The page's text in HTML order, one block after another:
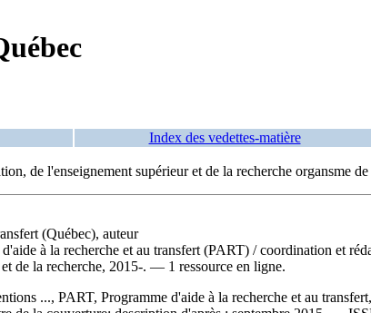
Index des vedettes-matière
de l'enseignement supérieur et de la recherche organsme
(Québec), auteur
à la recherche et au transfert (PART) / coordination et
de la recherche, 2015-. — 1 ressource en ligne.
..., PART, Programme d'aide à la recherche et au